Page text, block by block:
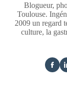
Blogueur,
Toulouse.
2009 un regard
culture, la